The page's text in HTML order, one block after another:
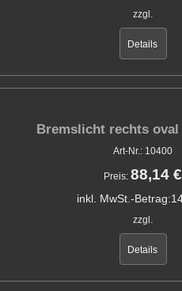
zzgl.
Details
Bremslicht rechts oval
Art-Nr.: 10400
Preis: 88,14 €
inkl. MwSt.-Betrag:
zzgl.
Details